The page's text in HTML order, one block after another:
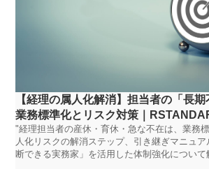
【経理の属人化解消】担当者の「長期
業務標準化とリスク対策｜
"経理担当者の産休・育休・急な不在は、業務
人化リスクの解消ステップ、引き継ぎマニュ
断できる実務家」を活用した体制強化について